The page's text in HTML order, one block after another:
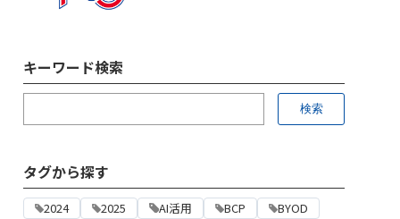
キーワード検索
タグから探す
2024 2025 AI活用 BCP
BYOD